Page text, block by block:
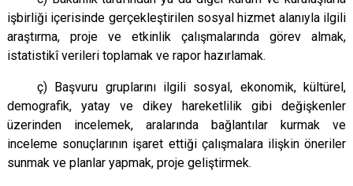
işbirliği içerisinde gerçekleştirilen sosyal hizmet alanıyla ilgili
araştırma, proje ve etkinlik çalışmalarında görev almak,
istatistikî verileri toplamak ve rapor hazırlamak.
ç) Başvuru gruplarını ilgili sosyal, ekonomik, kültürel,
demografik, yatay ve dikey hareketlilik gibi değişkenler
üzerinden incelemek, aralarında bağlantılar kurmak ve
inceleme sonuçlarının işaret ettiği çalışmalara ilişkin öneriler
sunmak ve planlar yapmak, proje geliştirmek.